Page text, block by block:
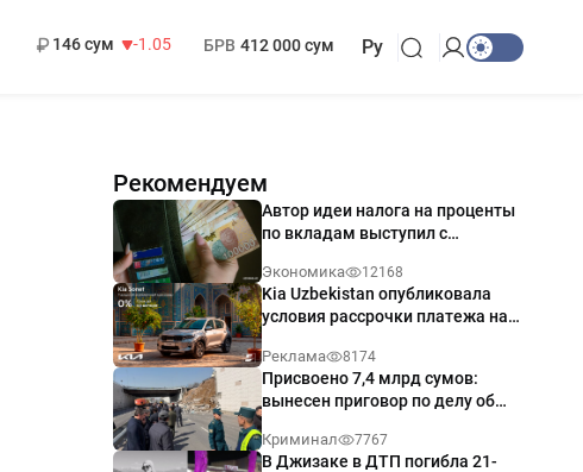
146 сум
-1.05
БРВ 412 000 сум Ру
Рекомендуем
Автор идеи налога на проценты
по вкладам выступил с
Экономика 12168
Kia Uzbekistan опубликовала
условия рассрочки платежа на
годовых
Реклама 8174
Присвоено 7,4 млрд сумов:
вынесен приговор по делу об
Ташкенте
Криминал 7767
В Джизаке в ДТП погибла 21-